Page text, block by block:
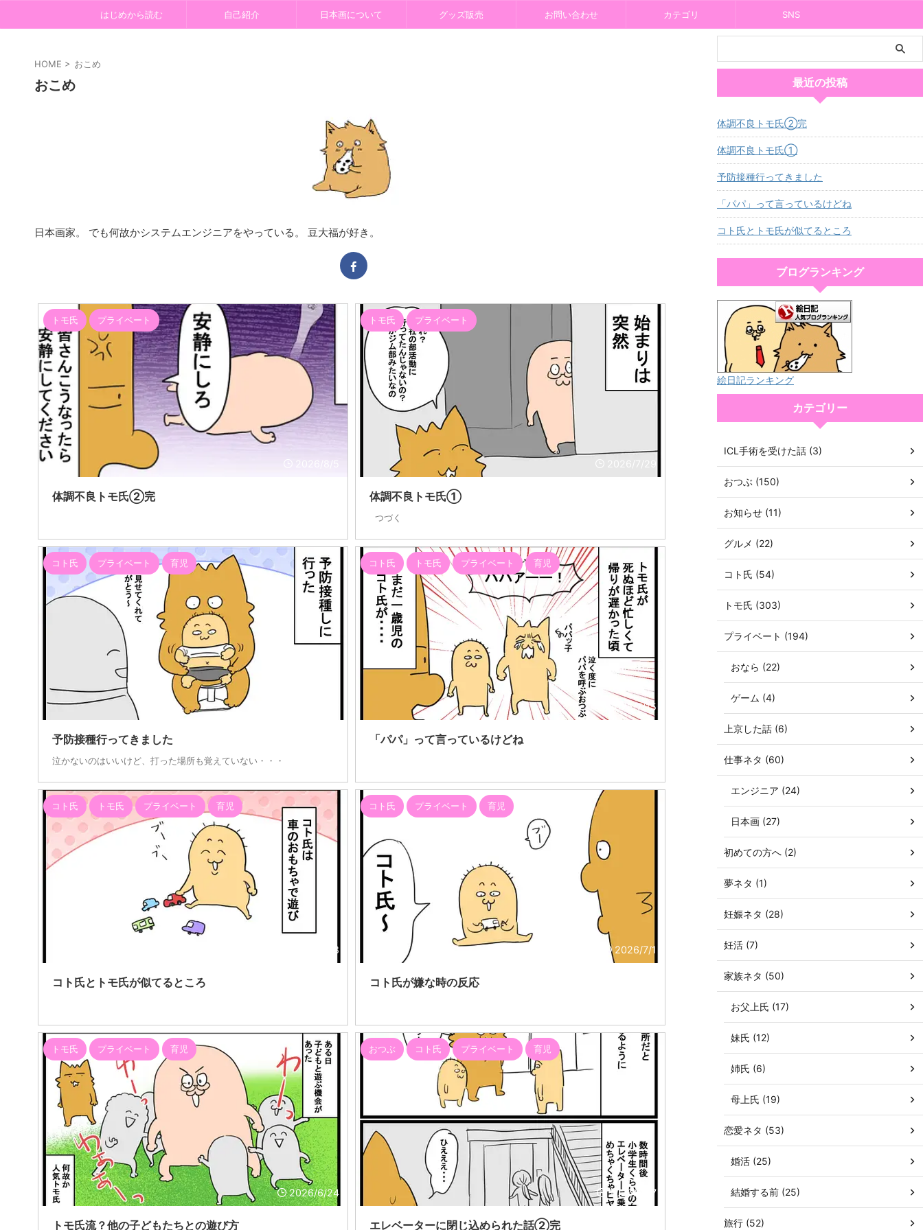
はじめから読む 自己紹介 日本画について グッズ販売 お問い合わせ カテゴリ SNS
HOME > おこめ
おこめ
日本画家。 でも何故かシステムエンジニアをやっている。 豆大福が好き。
2026/8/5
トモ氏 プライベート
体調不良トモ氏②完
2026/7/29
トモ氏 プライベート
体調不良トモ氏①
つづく
コト氏 プライベート 育児
予防接種行ってきました
泣かないのはいいけど、打った場所も覚えていない・・・
2026/7/15
コト氏 トモ氏 プライベート 育児
「パパ」って言っているけどね
2026/7/8
コト氏 トモ氏 プライベート 育児
コト氏とトモ氏が似てるところ
2026/7/1
コト氏 プライベート 育児
コト氏が嫌な時の反応
2026/6/24
トモ氏 プライベート 育児
トモ氏流？他の子どもたちとの遊び方
2026/6/17
おつぶ コト氏 プライベート 育児
エレベーターに閉じ込められた話②完
最近の投稿
体調不良トモ氏②完
体調不良トモ氏①
予防接種行ってきました
「パパ」って言っているけどね
コト氏とトモ氏が似てるところ
ブログランキング
絵日記ランキング
カテゴリー
ICL手術を受けた話 (3)
おつぶ (150)
お知らせ (11)
グルメ (22)
コト氏 (54)
トモ氏 (303)
プライベート (194)
おなら (22)
ゲーム (4)
上京した話 (6)
仕事ネタ (60)
エンジニア (24)
日本画 (27)
初めての方へ (2)
夢ネタ (1)
妊娠ネタ (28)
妊活 (7)
家族ネタ (50)
お父上氏 (17)
妹氏 (12)
姉氏 (6)
母上氏 (19)
恋愛ネタ (53)
婚活 (25)
結婚する前 (25)
旅行 (52)